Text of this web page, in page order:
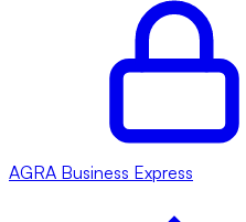
AGRA Business Express